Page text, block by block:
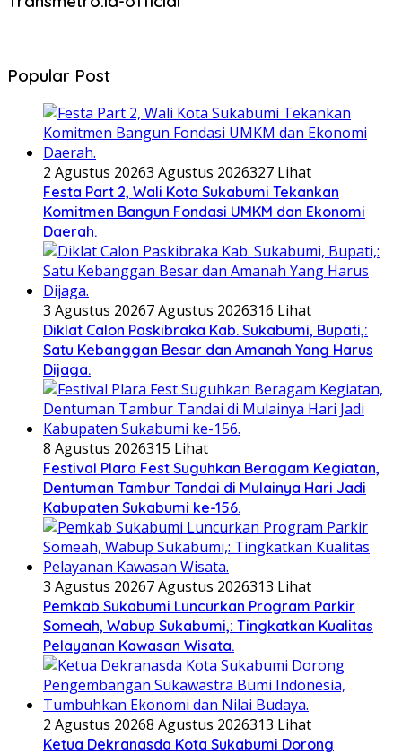
Popular Post
2 Agustus 20263 Agustus 2026327 Lihat
Festa Part 2, Wali Kota Sukabumi Tekankan
Komitmen Bangun Fondasi UMKM dan Ekonomi
Daerah.
3 Agustus 20267 Agustus 2026316 Lihat
Diklat Calon Paskibraka Kab. Sukabumi, Bupati,:
Satu Kebanggan Besar dan Amanah Yang Harus
Dijaga.
8 Agustus 2026315 Lihat
Festival Plara Fest Suguhkan Beragam Kegiatan,
Dentuman Tambur Tandai di Mulainya Hari Jadi
Kabupaten Sukabumi ke-156.
3 Agustus 20267 Agustus 2026313 Lihat
Pemkab Sukabumi Luncurkan Program Parkir
Someah, Wabup Sukabumi,: Tingkatkan Kualitas
Pelayanan Kawasan Wisata.
2 Agustus 20268 Agustus 2026313 Lihat
Ketua Dekranasda Kota Sukabumi Dorong